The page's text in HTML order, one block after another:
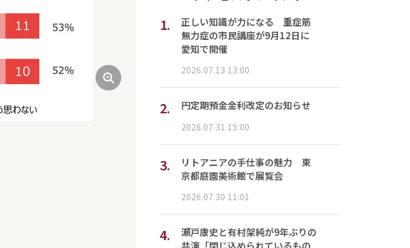
1.
正しい知識が力になる 重症筋
無力症の市民講座が9月12日に
愛知で開催
2026.07.13 13:00
2. 円定期預金金利改定のお知らせ
2026.07.31 15:00
3.
リトアニアの手仕事の魅力 東
京都庭園美術館で展覧会
2026.07.30 11:01
4.
瀬戸康史と有村架純が9年ぶりの